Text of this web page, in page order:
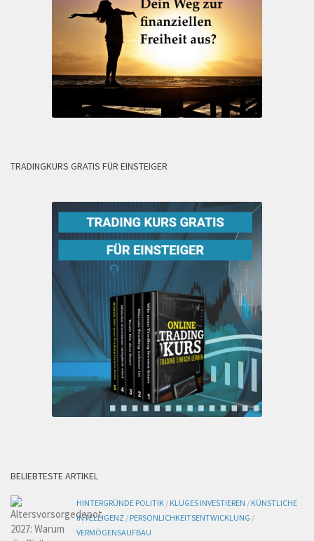
TRADINGKURS GRATIS FÜR EINSTEIGER
BELIEBTESTE ARTIKEL
HINTERGRÜNDE POLITIK / KLUGES INVESTIEREN / KÜNSTLICHE
INTELLIGENZ / PERSÖNLICHKEITSENTWICKLUNG /
VERMÖGENSAUFBAU